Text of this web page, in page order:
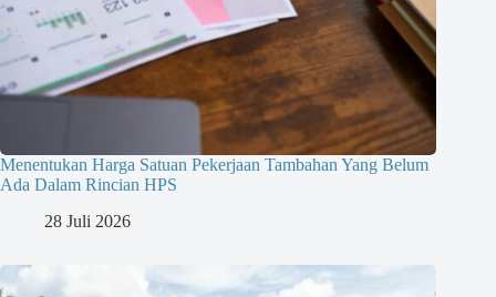
Menentukan Harga Satuan Pekerjaan Tambahan Yang Belum
Ada Dalam Rincian HPS
28 Juli 2026